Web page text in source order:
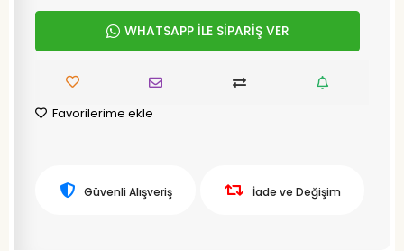
WHATSAPP İLE SİPARİŞ VER
Favorilerime ekle
Güvenli Alışveriş İade ve Değişim